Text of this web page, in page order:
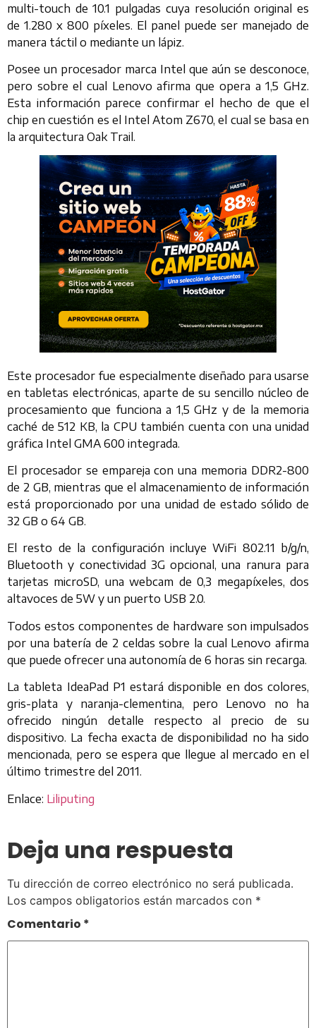
multi-touch de 10.1 pulgadas cuya resolución original es
de 1.280 x 800 píxeles. El panel puede ser manejado de
manera táctil o mediante un lápiz.
Posee un procesador marca Intel que aún se desconoce,
pero sobre el cual Lenovo afirma que opera a 1,5 GHz.
Esta información parece confirmar el hecho de que el
chip en cuestión es el Intel Atom Z670, el cual se basa en
la arquitectura Oak Trail.
Este procesador fue especialmente diseñado para usarse
en tabletas electrónicas, aparte de su sencillo núcleo de
procesamiento que funciona a 1,5 GHz y de la memoria
caché de 512 KB, la CPU también cuenta con una unidad
gráfica Intel GMA 600 integrada.
El procesador se empareja con una memoria DDR2-800
de 2 GB, mientras que el almacenamiento de información
está proporcionado por una unidad de estado sólido de
32 GB o 64 GB.
El resto de la configuración incluye WiFi 802.11 b/g/n,
Bluetooth y conectividad 3G opcional, una ranura para
tarjetas microSD, una webcam de 0,3 megapíxeles, dos
altavoces de 5W y un puerto USB 2.0.
Todos estos componentes de hardware son impulsados
por una batería de 2 celdas sobre la cual Lenovo afirma
que puede ofrecer una autonomía de 6 horas sin recarga.
La tableta IdeaPad P1 estará disponible en dos colores,
gris-plata y naranja-clementina, pero Lenovo no ha
ofrecido ningún detalle respecto al precio de su
dispositivo. La fecha exacta de disponibilidad no ha sido
mencionada, pero se espera que llegue al mercado en el
último trimestre del 2011.
Enlace: Liliputing
Deja una respuesta
Tu dirección de correo electrónico no será publicada.
Los campos obligatorios están marcados con *
Comentario *